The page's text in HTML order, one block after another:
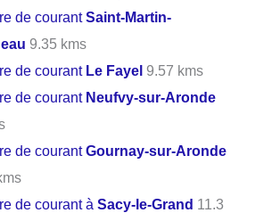
de courantSaint-Martin-
9.35 kms
de courant Le Fayel 9.57 kms
de courant Neufvy-sur-Aronde
de courantGournay-sur-Aronde
de courant àSacy-le-Grand 11.3